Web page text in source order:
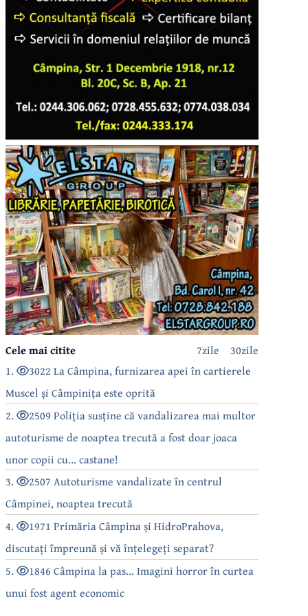
30zile
7zile
Cele mai citite
1.
3022 La Câmpina, furnizarea apei în cartierele
Muscel și Câmpinița este oprită
2.
2509 Poliția susține că vandalizarea mai multor
autoturisme de noaptea trecută a fost doar joaca
unor copii cu... castane!
3.
2507 Autoturisme vandalizate în centrul
Câmpinei, noaptea trecută
4.
1971 Primăria Câmpina și HidroPrahova,
discutați împreună și vă înțelegeți separat?
5.
1846 Câmpina la pas... Imagini horror în curtea
unui fost agent economic